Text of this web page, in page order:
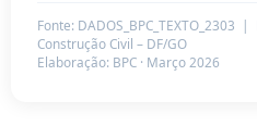
Fonte: DADOS_BPC_TEXTO_2303
Construção Civil – DF/GO
Elaboração: BPC · Março 2026